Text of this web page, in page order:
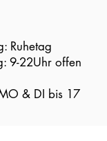
Ruhetag
9-22Uhr offen
& DI bis 17